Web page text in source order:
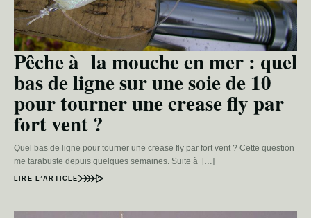
Pêche à la mouche en mer : quel
bas de ligne sur une soie de 10
pour tourner une crease fly par
fort vent ?
Quel bas de ligne pour tourner une crease fly par fort vent ? Cette question
me tarabuste depuis quelques semaines. Suite à […]
LIRE L’ARTICLE